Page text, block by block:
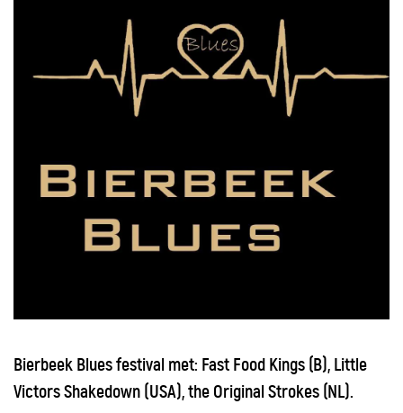
Bierbeek Blues festival met: Fast Food Kings (B), Little
Victors Shakedown (USA), the Original Strokes (NL).